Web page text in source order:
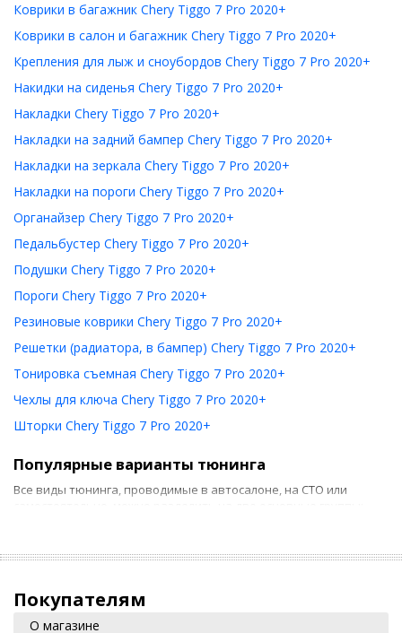
Коврики в багажник Chery Tiggo 7 Pro 2020+
Коврики в салон и багажник Chery Tiggo 7 Pro 2020+
Крепления для лыж и сноубордов Chery Tiggo 7 Pro 2020+
Накидки на сиденья Chery Tiggo 7 Pro 2020+
Накладки Chery Tiggo 7 Pro 2020+
Накладки на задний бампер Chery Tiggo 7 Pro 2020+
Накладки на зеркала Chery Tiggo 7 Pro 2020+
Накладки на пороги Chery Tiggo 7 Pro 2020+
Органайзер Chery Tiggo 7 Pro 2020+
Педальбустер Chery Tiggo 7 Pro 2020+
Подушки Chery Tiggo 7 Pro 2020+
Пороги Chery Tiggo 7 Pro 2020+
Резиновые коврики Chery Tiggo 7 Pro 2020+
Решетки (радиатора, в бампер) Chery Tiggo 7 Pro 2020+
Тонировка съемная Chery Tiggo 7 Pro 2020+
Чехлы для ключа Chery Tiggo 7 Pro 2020+
Шторки Chery Tiggo 7 Pro 2020+
Популярные варианты тюнинга
Все виды тюнинга, проводимые в автосалоне, на СТО или
новых накидок на сиденье, ковриков и т. д. Если такие
например, при необходимости установки
электростеклоподъемника.
Покупателям
О магазине